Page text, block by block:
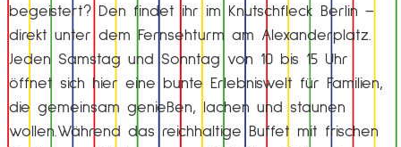
begeistert? Den findet ihr im Knutschfleck Berlin –
direkt unter dem Fernsehturm am Alexanderplatz.
Jeden Samstag und Sonntag von 10 bis 15 Uhr
öffnet sich hier eine bunte Erlebniswelt für Familien,
die gemeinsam genießen, lachen und staunen
wollen.Während das reichhaltige Buffet mit frischen